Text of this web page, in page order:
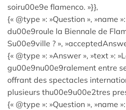
soiru00e9e flamenco. »}},
{« @type »: »Question », »name
du00e9roule la Biennale de
Su00e9ville ? »,
{« @type »: »Answer », »text »:
gu00e9nu00e9ralement entre
offrant des spectacles
plusieurs thu00e9u00e2tres
{« @type »: »Question », »name